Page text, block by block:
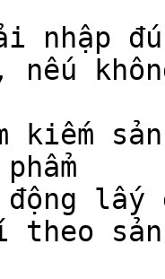
nhập
nếu
kiếm
động
sản